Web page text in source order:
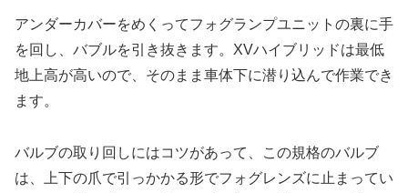
アンダーカバーをめくってフォグランプユニットの裏に手
を回し、バブルを引き抜きます。XVハイブリッドは最低
地上高が高いので、そのまま車体下に潜り込んで作業でき
ます。
バルブの取り回しにはコツがあって、この規格のバルブ
は、上下の爪で引っかかる形でフォグレンズに止まってい